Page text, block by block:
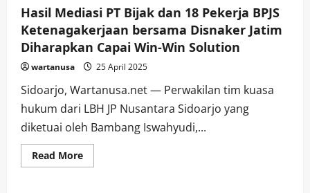
Hasil Mediasi PT Bijak dan 18 Pekerja BPJS
Ketenagakerjaan bersama Disnaker Jatim
Diharapkan Capai Win-Win Solution
wartanusa 25 April 2025
Sidoarjo, Wartanusa.net — Perwakilan tim kuasa
hukum dari LBH JP Nusantara Sidoarjo yang
diketuai oleh Bambang Iswahyudi,...
Read MoreRead
more